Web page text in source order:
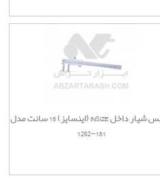
کولیس شیار داخل INSIZE (اینسایز) 15 سانت مدل
151-1262